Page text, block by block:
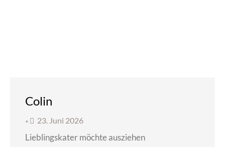
Colin
• 23. Juni 2026
Lieblingskater möchte ausziehen